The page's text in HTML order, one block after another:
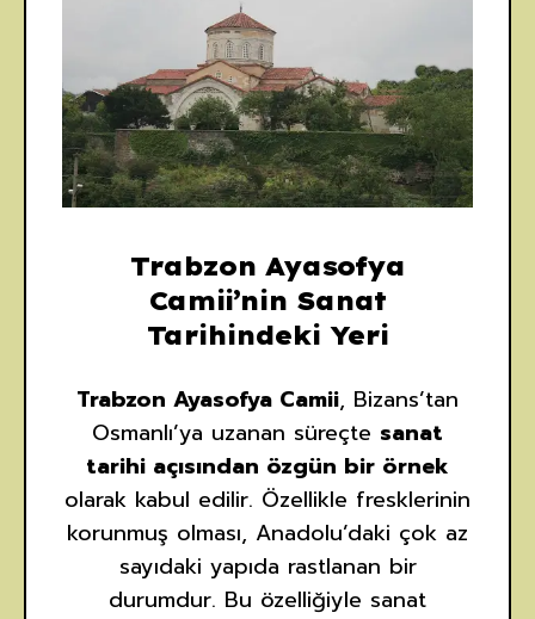
Trabzon Ayasofya
Camii’nin Sanat
Tarihindeki Yeri
Trabzon Ayasofya Camii, Bizans’tan
Osmanlı’ya uzanan süreçte sanat
tarihi açısından özgün bir örnek
olarak kabul edilir. Özellikle fresklerinin
korunmuş olması, Anadolu’daki çok az
sayıdaki yapıda rastlanan bir
durumdur. Bu özelliğiyle sanat